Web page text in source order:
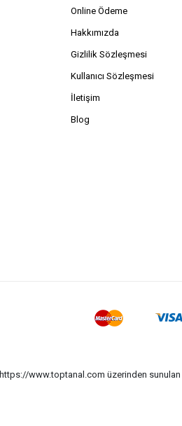
Online Ödeme
Hakkımızda
Gizlilik Sözleşmesi
Kullanıcı Sözleşmesi
İletişim
Blog
https://www.toptanal.com üzerinden sunulan